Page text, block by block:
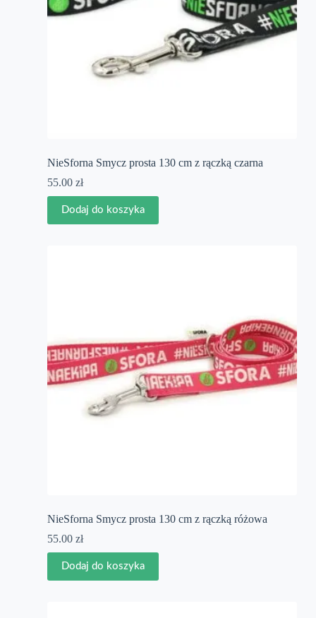
NieSforna Smycz prosta 130 cm z rączką czarna
55.00 zł
Dodaj do koszyka
NieSforna Smycz prosta 130 cm z rączką różowa
55.00 zł
Dodaj do koszyka